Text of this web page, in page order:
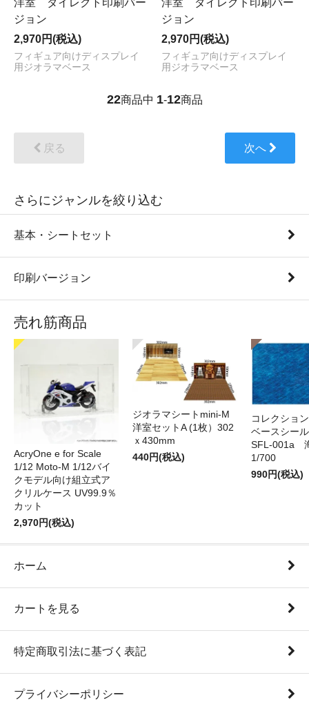
ジョン
2,970円(税込)
フィギュア向けディスプレイ
用ジオラマベース
ジョン
2,970円(税込)
フィギュア向けディスプレイ
用ジオラマベース
22商品中 1-12商品
戻る 次へ
さらにジャンルを絞り込む
基本・シートセット
印刷バージョン
売れ筋商品
AcryOne e for Scale
1/12 Moto-M 1/12バイ
クモデル向け組立式ア
クリルケース UV99.9％
カット
2,970円(税込)
ジオラマシートmini-M
洋室セットA (1枚）302
ｘ430mm
440円(税込)
コレクショ
ベースシー
SFL-001a
1/700
990円(税込)
ホーム
カートを見る
特定商取引法に基づく表記
プライバシーポリシー